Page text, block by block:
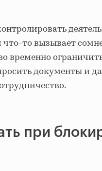
что-то вызывает
временно
документы и
при